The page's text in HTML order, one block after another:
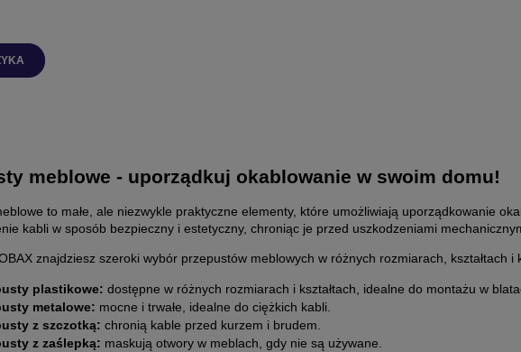
meblowe - uporządkuj okablowanie w swoim domu!
to małe, ale niezwykle praktyczne elementy, które umożliwiają uporządkowanie
kabli w sposób bezpieczny i estetyczny, chroniąc je przed uszkodzeniami
znajdziesz szeroki wybór przepustów meblowych w różnych rozmiarach, kształtach
plastikowe: dostępne w różnych rozmiarach i kształtach, idealne do montażu w
metalowe: mocne i trwałe, idealne do ciężkich kabli.
z szczotką: chronią kable przed kurzem i brudem.
z zaślepką: maskują otwory w meblach, gdy nie są używane.